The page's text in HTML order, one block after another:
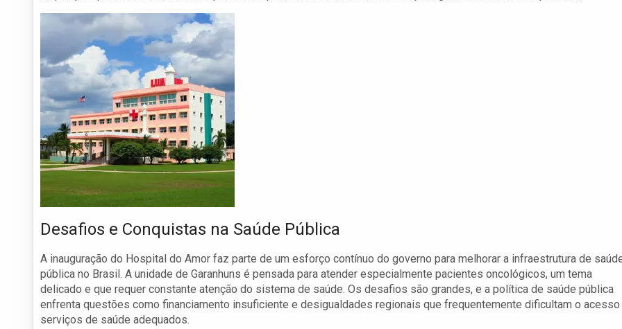
Desafios e Conquistas na Saúde Pública
A inauguração do Hospital do Amor faz parte de um esforço contínuo do governo para melhorar a infraestrutura de
pública no Brasil. A unidade de Garanhuns é pensada para atender especialmente pacientes oncológicos, um tema
delicado e que requer constante atenção do sistema de saúde. Os desafios são grandes, e a política de saúde pública
enfrenta questões como financiamento insuficiente e desigualdades regionais que frequentemente dificultam o acesso
serviços de saúde adequados.